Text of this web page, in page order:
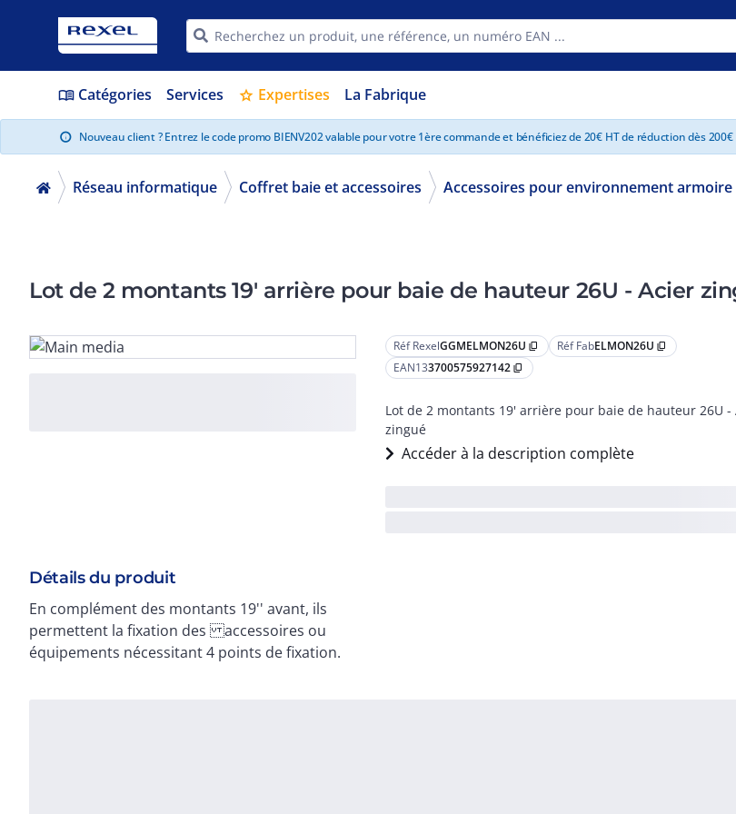
menu_book Catégories Services star Expertises La Fabrique
info Nouveau client ? Entrez le code promo BIENV202 valable pour votre 1ère commande et bénéficiez de 20€ HT de réduction dès
Réseau informatique Coffret baie et accessoires Accessoires pour environnement
Lot de 2 montants 19' arrière pour baie de hauteur 26U - Acier
Réf RexelGGMELMON26U content_copy Réf FabELMON26U content_copy
EAN133700575927142 content_copy
Lot de 2 montants 19' arrière pour baie de hauteur 26U -
zingué
Accéder à la description complète
Détails du produit
En complément des montants 19'' avant, ils
permettent la fixation des accessoires ou
équipements nécessitant 4 points de fixation.